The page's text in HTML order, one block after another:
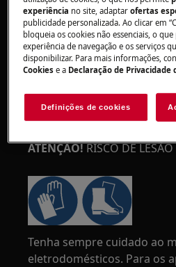
ATENÇÃO!RISCO DE LESÃO
Tenha sempre cuidado ao
eletrodomésticos. Para os
experiência no site, adaptarofertas
publicidade personalizada. Ao clicar em
bloqueia os cookies não essenciais, o
experiência de navegação e os serviços
disponibilizar. Para mais informações,
Cookies e a Declaração de Privacidade
Definições de cookies